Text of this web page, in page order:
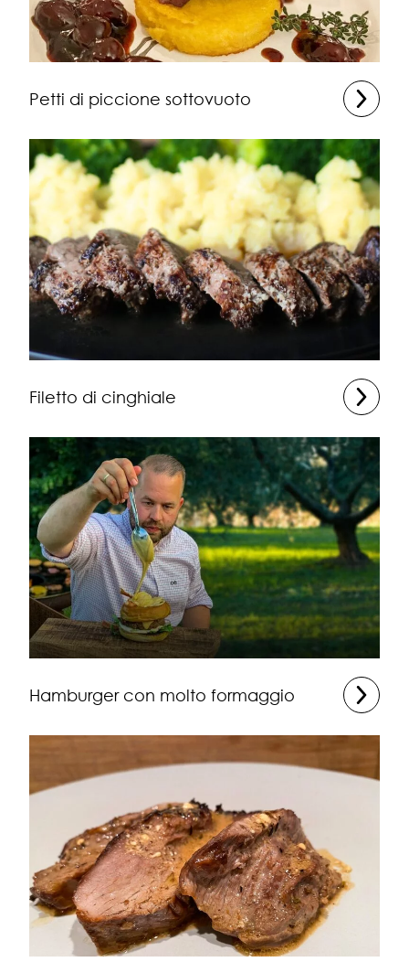
Petti di piccione sottovuoto
Filetto di cinghiale
Hamburger con molto formaggio